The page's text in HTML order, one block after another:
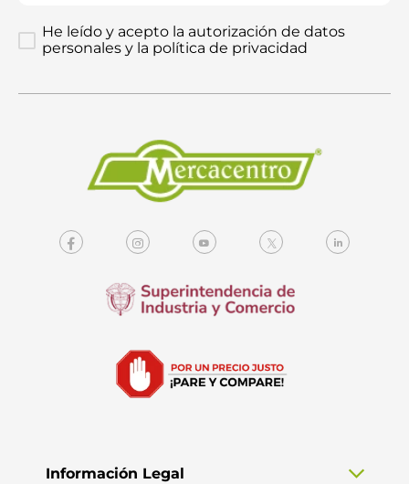
He leído y acepto la autorización de datos
personales y la política de privacidad
Información Legal